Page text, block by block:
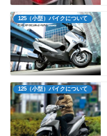
125（小型）バイクについて
125（小型）バイクについて